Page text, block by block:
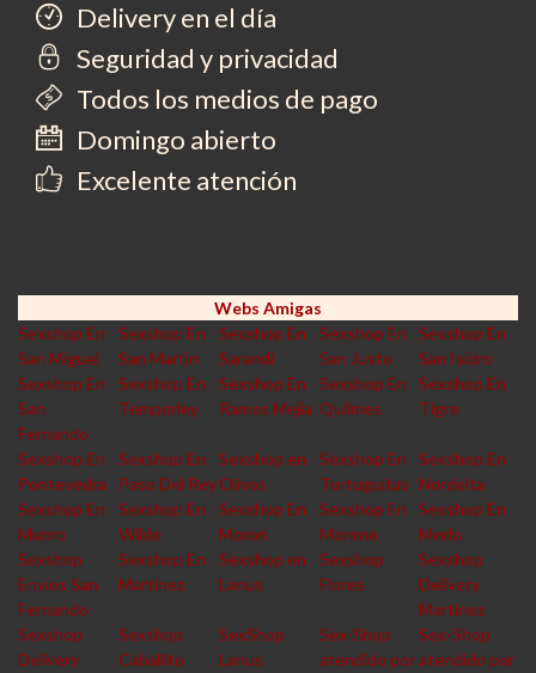
Delivery en el día
Seguridad y privacidad
Todos los medios de pago
Domingo abierto
Excelente atención
Webs Amigas
Sexshop En
San Miguel
Sexshop En
San Martin
Sexshop En
Sarandi
Sexshop En
San Justo
Sexshop En
San Isidro
Sexshop En
San
Fernando
Sexshop En
Temperley
Sexshop En
Ramos Mejia
Sexshop En
Quilmes
Sexshop En
Tigre
Sexshop En
Pontevedra
Sexshop En
Paso Del Rey
Sexshop en
Olivos
Sexshop En
Tortuguitas
Sexshop En
Nordelta
Sexshop En
Munro
Sexshop En
Wilde
Sexshop En
Moron
Sexshop En
Moreno
Sexshop En
Merlo
Sexshop
Envios San
Fernando
Sexshop En
Martinez
Sexshop en
Lanus
Sexshop
Flores
Sexshop
Delivery
Martinez
Sexshop
Delivery
Sexshop
Caballito
SexShop
Lanus
Sex-Shop
atendido por
Sex-Shop
atendido por